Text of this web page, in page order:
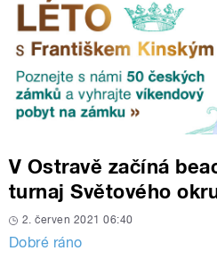
V Ostravě začíná
turnaj Světového
2. červen 2021 06:40
Dobré ráno